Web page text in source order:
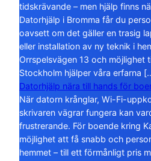
tidskrävande – men hjälp finns
Datorhjälp i Bromma får du
oavsett om det gäller en trasig
eller installation av ny teknik i
Orrspelsvägen 13 och möjlighet
Stockholm hjälper våra erfarna
Datorhjälp nära till hands för
När datorn krånglar, Wi-Fi-
skrivaren vägrar fungera kan
frustrerande. För boende kring
möjlighet att få snabb och
hemmet – till ett förmånligt pris